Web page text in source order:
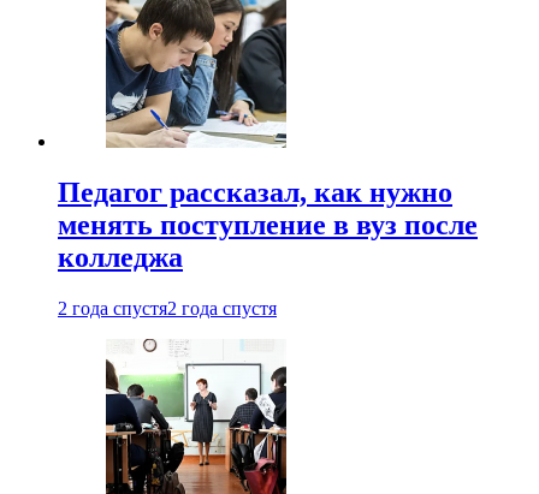
Педагог рассказал, как нужно
менять поступление в вуз после
колледжа
2 года спустя2 года спустя